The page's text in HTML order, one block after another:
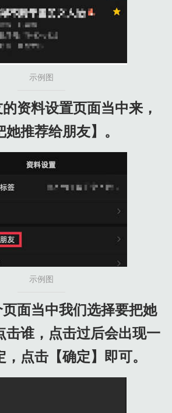
示例图
资料设置页面当中来，
推荐给朋友】。
示例图
面当中我们选择要把她
击谁，点击过后会出现一
点击【确定】即可。